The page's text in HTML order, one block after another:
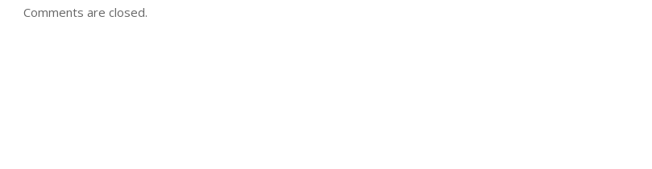
Comments are closed.